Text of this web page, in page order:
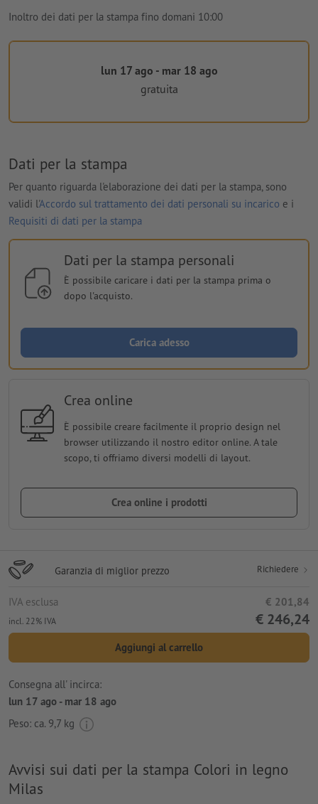
Inoltro dei dati per la stampa fino domani 10:00
lun 17 ago - mar 18 ago
gratuita
Dati per la stampa
Per quanto riguarda l'elaborazione dei dati per la stampa, sono
validi l'Accordo sul trattamento dei dati personali su incarico e i
Requisiti di dati per la stampa
Dati per la stampa personali
È possibile caricare i dati per la stampa prima o
dopo l'acquisto.
Carica adesso
Crea online
È possibile creare facilmente il proprio design nel
browser utilizzando il nostro editor online. A tale
scopo, ti offriamo diversi modelli di layout.
Crea online i prodotti
Garanzia di miglior prezzo Richiedere
IVA esclusa € 201,84
incl. 22% IVA € 246,24
Aggiungi al carrello
Consegna all' incirca:
lun 17 ago - mar 18 ago
Peso: ca. 9,7 kg
Avvisi sui dati per la stampa Colori in legno
Milas